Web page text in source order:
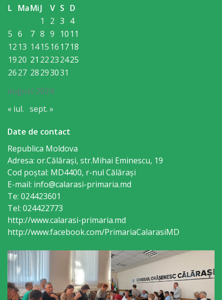
Guguță
IET
DoReMiCii
Școala
sportivă
„Mihai
Viteazul”
Școala
Sportivă
Specializată
de
Rezerve
Olimpice
Călărași
Stadionul
august 2024
L MaMiJ V S D
1
2 3 4
5 6 7 8 9 10 11
12 13 1415 16 1718
1920 21 22232425
2627 28293031
« iul. sept. »
Date de contact
Republica Moldova
Adresa: or.Călăraşi, str.Mihai Eminescu, 19
Cod poștal: MD4400, r-nul Călăraşi
E-mail: info@calarasi-primaria.md
Te: 024423601
Tel: 024422773
http://www.calarasi-primaria.md
http://www.facebook.com/PrimariaCalarasiMD